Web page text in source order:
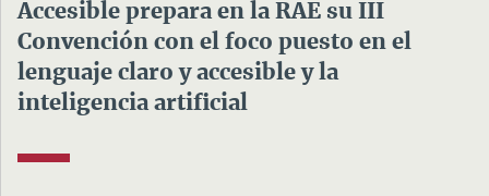
Accesible prepara en la RAE su III
Convención con el foco puesto en el
lenguaje claro y accesible y la
inteligencia artificial